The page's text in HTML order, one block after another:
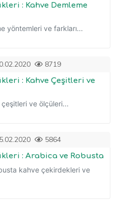
: Kahve Demleme
yöntemleri ve farkları...
8719
: Kahve Çeşitleri ve
ve ölçüleri...
5864
: Arabica ve Robusta
kahve çekirdekleri ve